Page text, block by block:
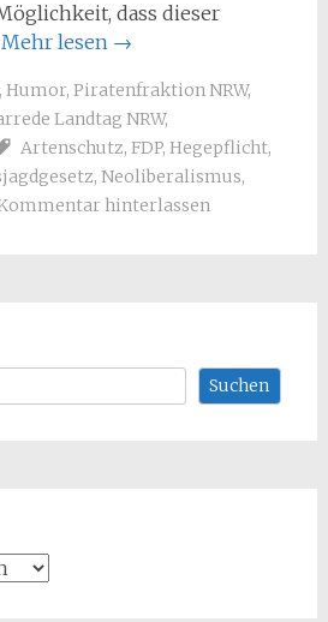
dass dieser
Mehr lesen →
Humor, Piratenfraktion NRW,
Landtag NRW,
Artenschutz, FDP, Hegepflicht,
, Neoliberalismus,
hinterlassen
Suchen